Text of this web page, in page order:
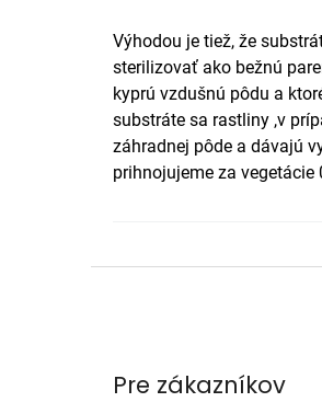
Výhodou je tiež, že
sterilizovať ako bežnú
kyprú vzdušnú pôdu a
substráte sa rastliny ,v
záhradnej pôde a dávajú
prihnojujeme za
Pre zákazníkov